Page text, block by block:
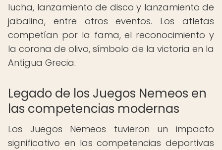
lucha, lanzamiento de disco y lanzamiento de
jabalina, entre otros eventos. Los atletas
competían por la fama, el reconocimiento y
la corona de olivo, símbolo de la victoria en la
Antigua Grecia.
Legado de los Juegos Nemeos en
las competencias modernas
Los Juegos Nemeos tuvieron un impacto
significativo en las competencias deportivas